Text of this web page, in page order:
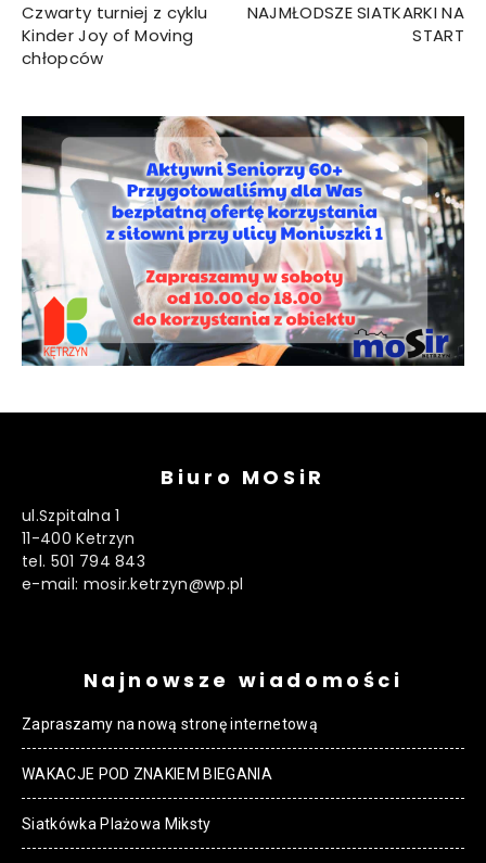
Czwarty turniej z cyklu
Kinder Joy of Moving
chłopców
NAJMŁODSZE SIATKARKI NA
START
Biuro MOSiR
ul.Szpitalna 1
11-400 Ketrzyn
tel. 501 794 843
e-mail: mosir.ketrzyn@wp.pl
Najnowsze wiadomości
Zapraszamy na nową stronę internetową
WAKACJE POD ZNAKIEM BIEGANIA
Siatkówka Plażowa Miksty